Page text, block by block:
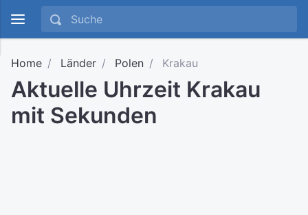
Home Länder Polen Krakau
Aktuelle Uhrzeit Krakau
mit Sekunden